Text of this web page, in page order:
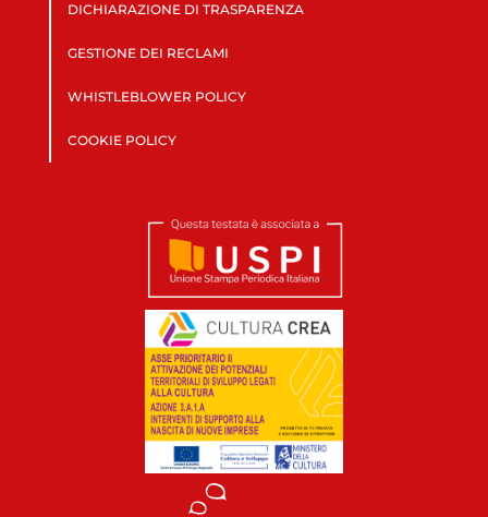
DICHIARAZIONE DI TRASPARENZA
GESTIONE DEI RECLAMI
WHISTLEBLOWER POLICY
COOKIE POLICY